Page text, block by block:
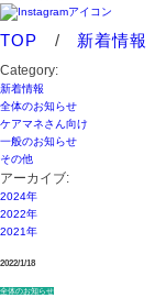
TOP / 新着情報
Category:
新着情報
全体のお知らせ
ケアマネさん向け
一般のお知らせ
その他
アーカイブ:
2024年
2022年
2021年
2022/1/18
全体のお知らせ